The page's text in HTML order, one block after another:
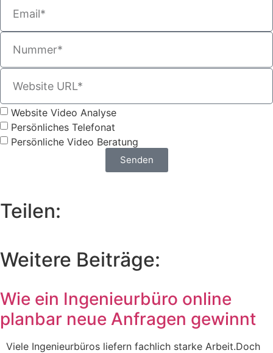
Website Video Analyse
Persönliches Telefonat
Persönliche Video Beratung
Senden
Teilen:
Weitere Beiträge:
Wie ein Ingenieurbüro online
planbar neue Anfragen gewinnt
Viele Ingenieurbüros liefern fachlich starke Arbeit.Doch